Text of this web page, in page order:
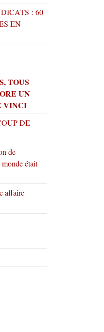
: 60
EN
TOUS
UN
VINCI
DE
de
était
affaire